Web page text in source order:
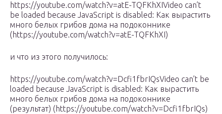
https://youtube.com/watch?v=atE-TQFKhXIVideo can’t
be loaded because JavaScript is disabled: Как вырастить
много белых грибов дома на подоконнике
(https://youtube.com/watch?v=atE-TQFKhXI)
и что из этого получилось:
https://youtube.com/watch?v=Dcfi1fbrIQsVideo can’t be
loaded because JavaScript is disabled: Как вырастить
много белых грибов дома на подоконнике
(результат) (https://youtube.com/watch?v=Dcfi1fbrIQs)